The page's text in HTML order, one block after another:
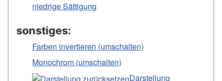
niedrige Sättigung
sonstiges:
Farben invertieren (umschalten)
Monochrom (umschalten)
Darstellung